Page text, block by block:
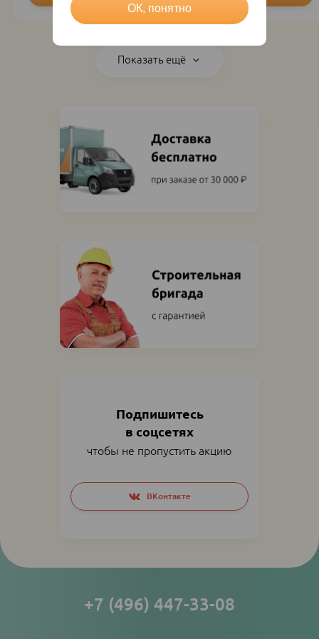
Подпишитесь
в соцсетях
чтобы не пропустить акцию
Social
networks
links
ВКонтакте
Показать ещё
+7 (496) 447-33-08
ОК, понятно